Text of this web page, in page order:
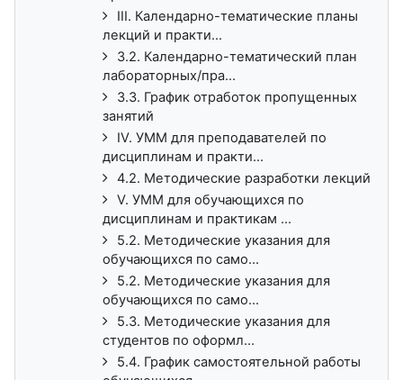
III. Календарно-тематические планы
лекций и практи...
3.2. Календарно-тематический план
лабораторных/пра...
3.3. График отработок пропущенных
занятий
IV. УММ для преподавателей по
дисциплинам и практи...
4.2. Методические разработки лекций
V. УММ для обучающихся по
дисциплинам и практикам ...
5.2. Методические указания для
обучающихся по само...
5.2. Методические указания для
обучающихся по само...
5.3. Методические указания для
студентов по оформл...
5.4. График самостоятельной работы